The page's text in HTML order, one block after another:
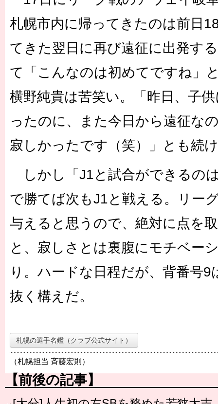
札幌市内に帰ってきたのは前日
てきた翌日に再び遠征に出発す
て「こんなのは初めてですね」
横野純貴は苦笑い。「昨日、子
ったのに、また今日から遠征な
寂しかったです（笑）」とも続
しかし「J1と試合ができるの
で勝てば次もJ1と戦える。リー
与えると思うので、絶対に点を
と、寂しさとは裏腹にモチベー
り。ハードな日程だが、背番号9
抜く構えだ。
札幌の選手名鑑（クラブ公式サイト）
（札幌担当 斉藤宏則）
【前後の記事】